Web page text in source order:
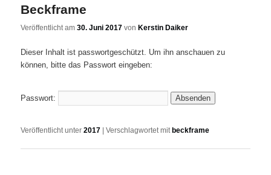
Beckframe
Veröffentlicht am30. Juni 2017 von Kerstin Daiker
Dieser Inhalt ist passwortgeschützt. Um ihn anschauen zu
können, bitte das Passwort eingeben:
Passwort:
Veröffentlicht unter 2017 |Verschlagwortet mit beckframe